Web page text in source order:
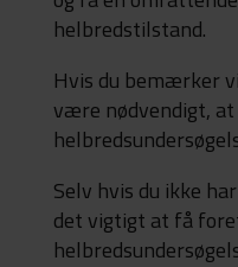
helbredstilstand.
Hvis du bemærker
være nødvendigt,
Selv hvis du ikke
det vigtigt at få